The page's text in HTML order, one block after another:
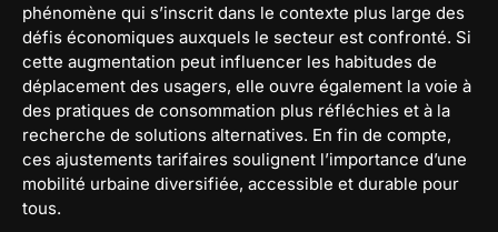
phénomène qui s’inscrit dans le contexte plus large des
défis économiques auxquels le secteur est confronté. Si
cette augmentation peut influencer les habitudes de
déplacement des usagers, elle ouvre également la voie à
des pratiques de consommation plus réfléchies et à la
recherche de solutions alternatives. En fin de compte,
ces ajustements tarifaires soulignent l’importance d’une
mobilité urbaine diversifiée, accessible et durable pour
tous.